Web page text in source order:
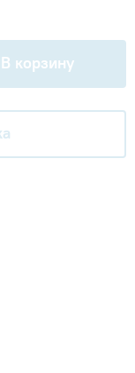
В корзину